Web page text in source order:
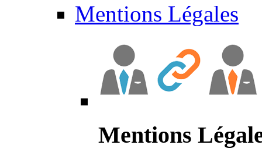
Mentions Légales
Mentions